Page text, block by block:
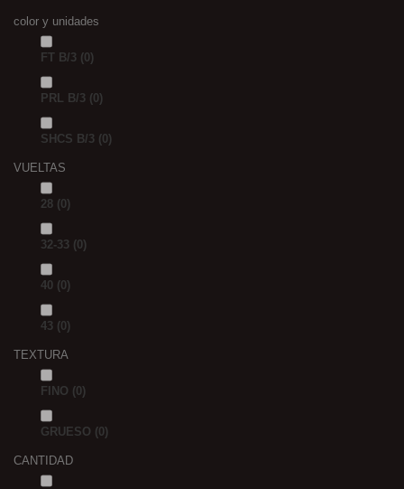
color y unidades
FT B/3 (0)
PRL B/3 (0)
SHCS B/3 (0)
VUELTAS
28 (0)
32-33 (0)
40 (0)
43 (0)
TEXTURA
FINO (0)
GRUESO (0)
CANTIDAD